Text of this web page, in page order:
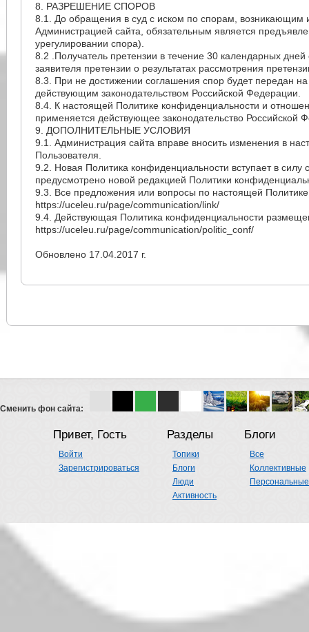
8. РАЗРЕШЕНИЕ СПОРОВ
8.1. До обращения в суд с иском по спорам, возникающим
Администрацией сайта, обязательным является
урегулировании спора).
8.2 .Получатель претензии в течение 30 календарных
заявителя претензии о результатах рассмотрения
8.3. При не достижении соглашения спор будет передан
действующим законодательством Российской Федерации.
8.4. К настоящей Политике конфиденциальности и
применяется действующее законодательство Российской
9. ДОПОЛНИТЕЛЬНЫЕ УСЛОВИЯ
9.1. Администрация сайта вправе вносить изменения в
Пользователя.
9.2. Новая Политика конфиденциальности вступает в
предусмотрено новой редакцией Политики
9.3. Все предложения или вопросы по настоящей
https://uceleu.ru/page/communication/link/
9.4. Действующая Политика конфиденциальности
https://uceleu.ru/page/communication/politic_conf/
Обновлено 17.04.2017 г.
Сменить фон сайта:
Привет, Гость
Войти
Зарегистрироваться
Разделы
Топики
Блоги
Люди
Активность
Блоги
Все
Коллективные
Персональные